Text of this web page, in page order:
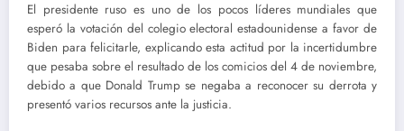
El presidente ruso es uno de los pocos líderes mundiales que
esperó la votación del colegio electoral estadounidense a favor de
Biden para felicitarle, explicando esta actitud por la incertidumbre
que pesaba sobre el resultado de los comicios del 4 de noviembre,
debido a que Donald Trump se negaba a reconocer su derrota y
presentó varios recursos ante la justicia.